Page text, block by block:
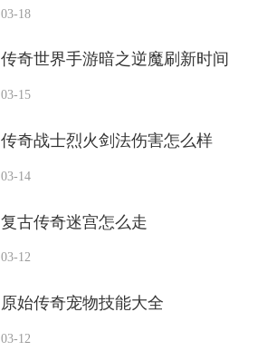
03-18
传奇世界手游暗之逆魔刷新时间
03-15
传奇战士烈火剑法伤害怎么样
03-14
复古传奇迷宫怎么走
03-12
原始传奇宠物技能大全
03-12